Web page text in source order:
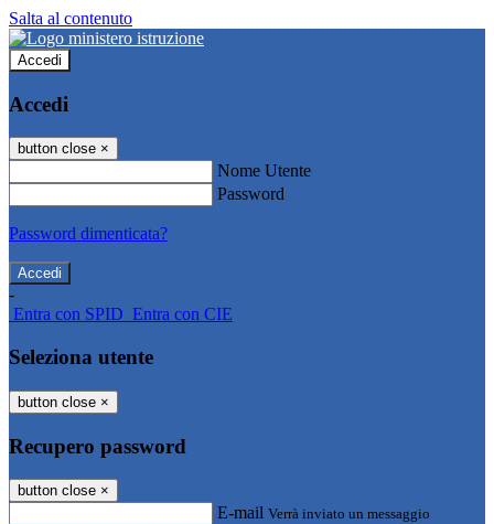
Salta al contenuto
Accedi
Accedi
button close ×
Nome Utente
Password
Password dimenticata?
-
Entra con SPID Entra con CIE
Seleziona utente
button close ×
Recupero password
button close ×
E-mail Verrà inviato un messaggio